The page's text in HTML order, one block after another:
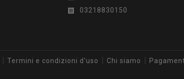

03218830150
Termini e condizioni d'uso Chi siamo